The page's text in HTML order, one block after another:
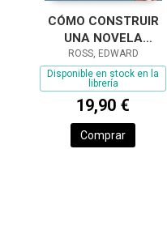
CÓMO CONSTRUIR
UNA NOVELA
GRÁFICA
ROSS, EDWARD
Disponible en stock en la
librería
19,90 €
Comprar